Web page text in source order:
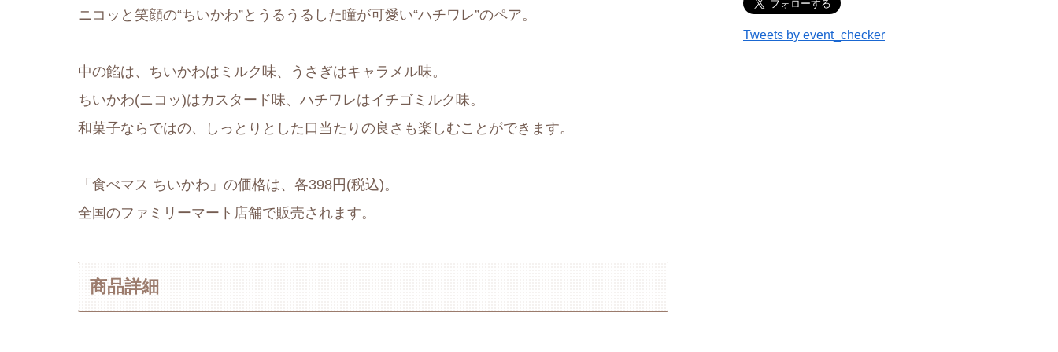
ニコッと笑顔の“ちいかわ”とうるうるした瞳が可愛い“ハチワレ”のペア。
中の餡は、ちいかわはミルク味、うさぎはキャラメル味。
ちいかわ(ニコッ)はカスタード味、ハチワレはイチゴミルク味。
和菓子ならではの、しっとりとした口当たりの良さも楽しむことができます。
「食べマス ちいかわ」の価格は、各398円(税込)。
全国のファミリーマート店舗で販売されます。
商品詳細
Tweets by event_checker